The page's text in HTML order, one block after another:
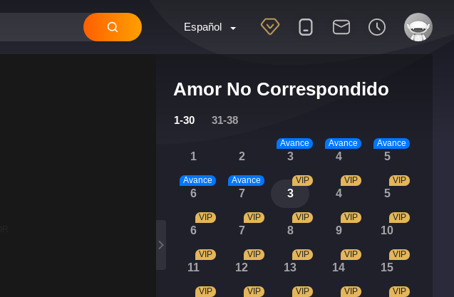
Español
Amor No Correspondido
1-30 31-38
1 2 3
Avance
4
Avance
5
Avance
6
Avance
7
Avance
3
VIP
4
VIP
5
VIP
6
VIP
7
VIP
8
VIP
9
VIP
10
VIP
11
VIP
12
VIP
13
VIP
14
VIP
15
VIP
VIP VIP VIP VIP VIP